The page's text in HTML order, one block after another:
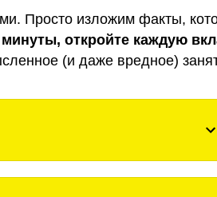
Просто изложим факты,
минуты, откройте каждую
(и даже вредное)